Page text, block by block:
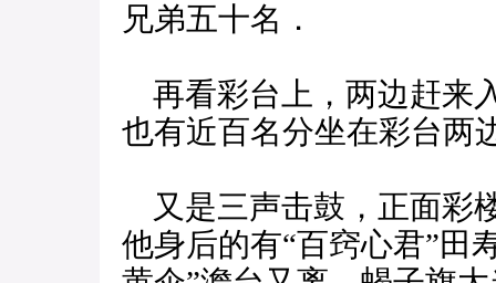
兄弟五十名．
再看彩台上，两边赶来
也有近百名分坐在彩台两
又是三声击鼓，正面彩
他身后的有“百窍心君”田